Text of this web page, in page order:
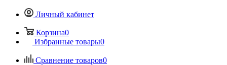
Личный кабинет
Корзина0
Избранные товары0
Сравнение товаров0